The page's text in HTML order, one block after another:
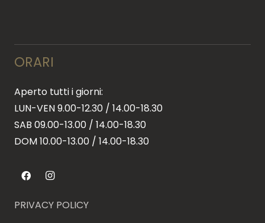
ORARI
Aperto tutti i giorni:
LUN-VEN 9.00-12.30 / 14.00-18.30
SAB 09.00-13.00 / 14.00-18.30
DOM 10.00-13.00 / 14.00-18.30
PRIVACY POLICY